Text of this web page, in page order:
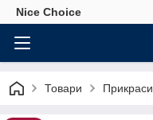
Nice Choice
Товари Прикраси